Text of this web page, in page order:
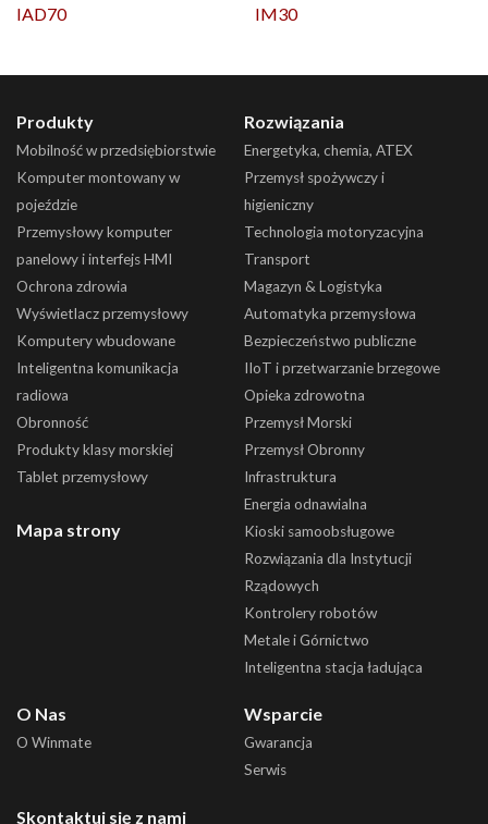
IAD70 IM30
Produkty
Mobilność w przedsiębiorstwie
Komputer montowany w
pojeździe
Przemysłowy komputer
panelowy i interfejs HMI
Ochrona zdrowia
Wyświetlacz przemysłowy
Komputery wbudowane
Inteligentna komunikacja
radiowa
Obronność
Produkty klasy morskiej
Tablet przemysłowy
Mapa strony
Rozwiązania
Energetyka, chemia, ATEX
Przemysł spożywczy i
higieniczny
Technologia motoryzacyjna
Transport
Magazyn & Logistyka
Automatyka przemysłowa
Bezpieczeństwo publiczne
IIoT i przetwarzanie brzegowe
Opieka zdrowotna
Przemysł Morski
Przemysł Obronny
Infrastruktura
Energia odnawialna
Kioski samoobsługowe
Rozwiązania dla Instytucji
Rządowych
Kontrolery robotów
Metale i Górnictwo
Inteligentna stacja ładująca
O Nas
O Winmate
Wsparcie
Gwarancja
Serwis
Skontaktuj się z nami